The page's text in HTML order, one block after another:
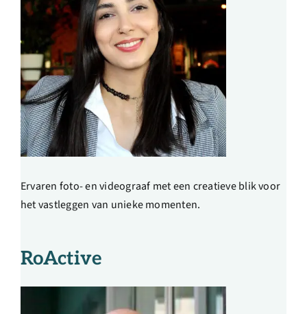
Ervaren foto- en videograaf met een creatieve blik voor
het vastleggen van unieke momenten.
RoActive